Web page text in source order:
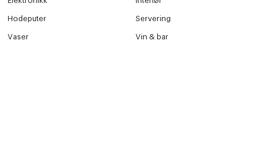
Hodeputer Servering
Vaser Vin & bar